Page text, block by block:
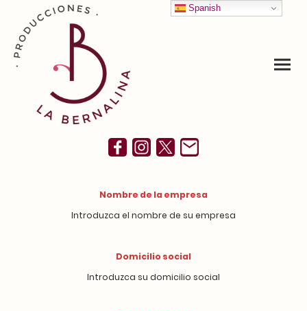
Nombre de la empresa
Introduzca el nombre de su empresa
Domicilio social
Introduzca su domicilio social
Spanish